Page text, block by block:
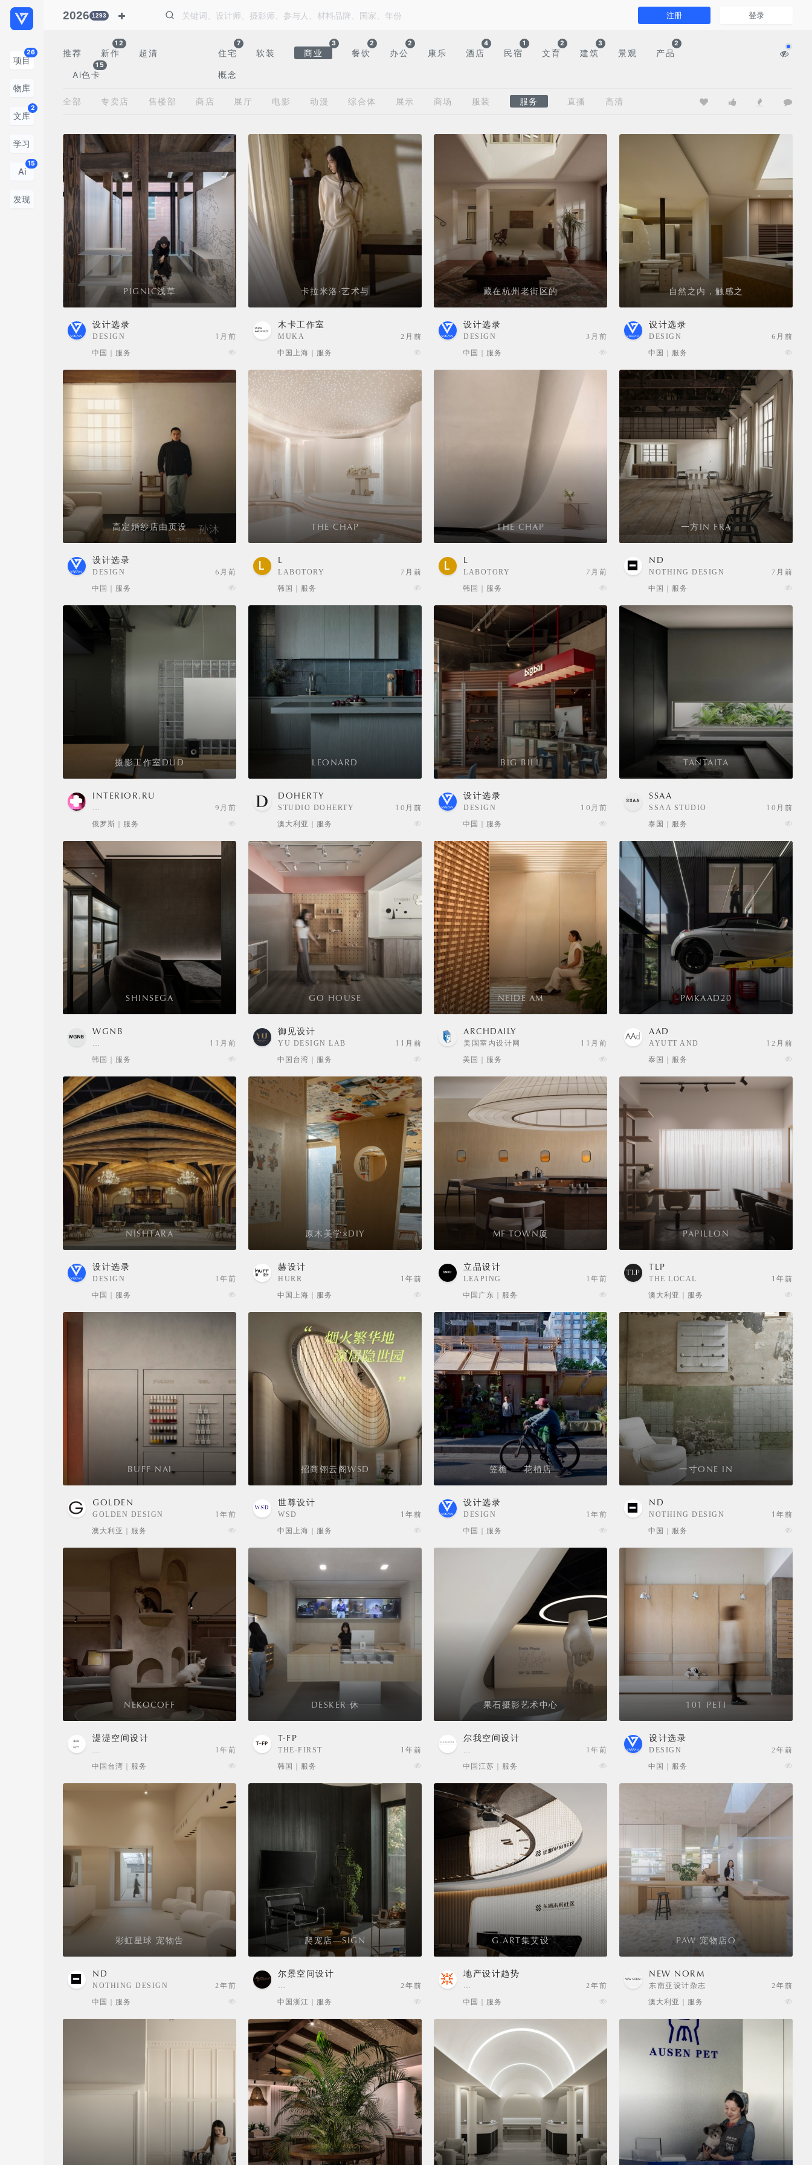
项目
26
物库
文库
2
学习
Ai
15
发现
2026 1293 注册 登录
推荐 新作
12
超清
Ai色卡
15
住宅
7
软装 商业
3
餐饮
2
办公
2
康乐 酒店
4
民宿
1
文育
2
建筑
3
景观 产品
2
概念
全部 专卖店 售楼部 商店 展厅 电影 动漫 综合体 展示 商场 服装 服务 直播 高清
PIGNIC浅草
设计选录
DESIGN
1月前
中国 | 服务
卡拉米洛·艺术与
木卡工作室
MUKA
2月前
中国上海 | 服务
藏在杭州老街区的
设计选录
DESIGN
3月前
中国 | 服务
自然之内，触感之
设计选录
DESIGN
6月前
中国 | 服务
高定婚纱店由页设
设计选录
DESIGN
6月前
中国 | 服务
THE CHAP
L
LABOTORY
7月前
韩国 | 服务
THE CHAP
L
LABOTORY
7月前
韩国 | 服务
一方IN FRA
ND
NOTHING DESIGN
7月前
中国 | 服务
摄影工作室DUD
INTERIOR.RU
…
9月前
俄罗斯 | 服务
LEONARD
DOHERTY
STUDIO DOHERTY
10月前
澳大利亚 | 服务
BIG BILL
设计选录
DESIGN
10月前
中国 | 服务
TANTAITA
SSAA
SSAA STUDIO
10月前
泰国 | 服务
SHINSEGA
WGNB
…
11月前
韩国 | 服务
GO HOUSE
御见设计
YU DESIGN LAB
11月前
中国台湾 | 服务
NEIDE AM
ARCHDAILY
美国室内设计网
11月前
美国 | 服务
PMKAAD20
AAD
AYUTT AND
DESIGN
12月前
泰国 | 服务
NISHTARA
设计选录
DESIGN
1年前
中国 | 服务
原木美学×DIY
赫设计
HURR
1年前
中国上海 | 服务
MF TOWN厦
立品设计
LEAPING
1年前
中国广东 | 服务
PAPILLON
TLP
THE LOCAL
1年前
澳大利亚 | 服务
BUFF NAI
GOLDEN
GOLDEN DESIGN
1年前
澳大利亚 | 服务
招商翎云阁WSD
世尊设计
WSD
1年前
中国上海 | 服务
笠檐 — 花植店
设计选录
DESIGN
1年前
中国 | 服务
一寸ONE IN
ND
NOTHING DESIGN
1年前
中国 | 服务
NEKOCOFF
湜湜空间设计
…
1年前
中国台湾 | 服务
DESKER 休
T-FP
THE-FIRST
1年前
韩国 | 服务
果石摄影艺术中心
尔我空间设计
…
1年前
中国江苏 | 服务
101 PETI
设计选录
DESIGN
2年前
中国 | 服务
彩虹星球 宠物告
ND
NOTHING DESIGN
2年前
中国 | 服务
爬宠店—SIGN
尔景空间设计
…
2年前
中国浙江 | 服务
G.ART集艾设
地产设计趋势
…
2年前
中国 | 服务
PAW 宠物店O
NEW NORM
东南亚设计杂志
2年前
澳大利亚 | 服务